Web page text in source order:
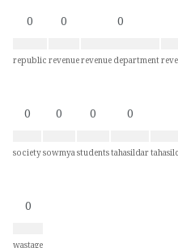
0
republic
0
revenue
0
revenue department
0
society
0
sowmya
0
students
0
tahasildar
0